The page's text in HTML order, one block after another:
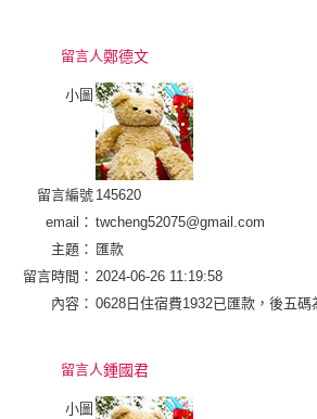
留言人鄭德文
小圖
留言編號 145620
email： twcheng52075@gmail.com
主題： 匯款
留言時間： 2024-06-26 11:19:58
內容： 0628日住宿費1932已匯款，後五碼
留言人鍾國君
小圖